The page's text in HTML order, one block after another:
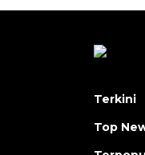
Terkini
Top